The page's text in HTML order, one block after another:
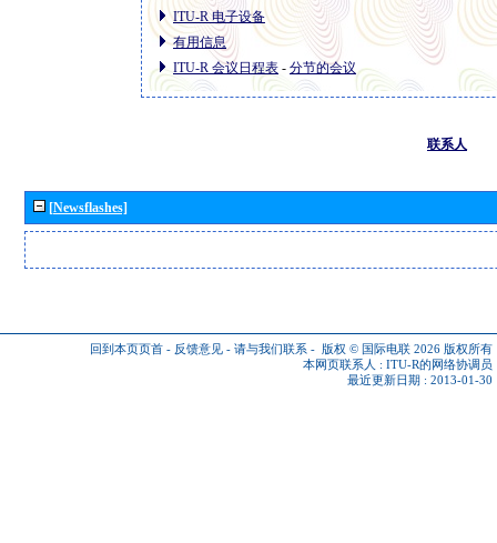
ITU-R 电子设备
有用信息
ITU-R 会议日程表 - 分节的会议
联系人
[Newsflashes]
回到本页页首 - 反馈意见 - 请与我们联系 - 版权 © 国际电联 2026 版权所有
本网页联系人 : ITU-R的网络协调员
最近更新日期 : 2013-01-30